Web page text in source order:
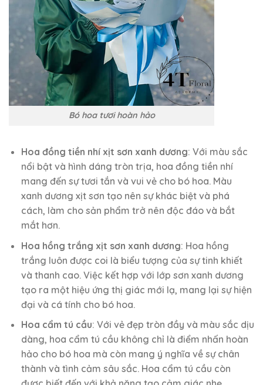
Bó hoa tươi hoàn hảo
Hoa đồng tiền nhí xịt sơn xanh dương: Với màu sắc
nổi bật và hình dáng tròn trịa, hoa đồng tiền nhí
mang đến sự tươi tắn và vui vẻ cho bó hoa. Màu
xanh dương xịt sơn tạo nên sự khác biệt và phá
cách, làm cho sản phẩm trở nên độc đáo và bắt
mắt hơn.
Hoa hồng trắng xịt sơn xanh dương: Hoa hồng
trắng luôn được coi là biểu tượng của sự tinh khiết
và thanh cao. Việc kết hợp với lớp sơn xanh dương
tạo ra một hiệu ứng thị giác mới lạ, mang lại sự hiện
đại và cá tính cho bó hoa.
Hoa cẩm tú cầu: Với vẻ đẹp tròn đầy và màu sắc dịu
dàng, hoa cẩm tú cầu không chỉ là điểm nhấn hoàn
hảo cho bó hoa mà còn mang ý nghĩa về sự chân
thành và tình cảm sâu sắc. Hoa cẩm tú cầu còn